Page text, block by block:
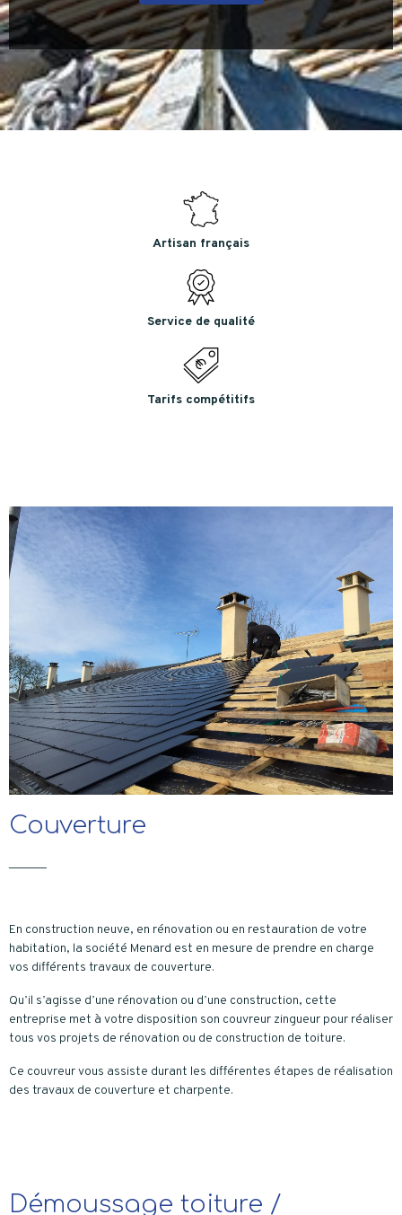
Artisan français
Service de qualité
Tarifs compétitifs
Couverture
En construction neuve, en rénovation ou en restauration de votre
habitation, la société Menard est en mesure de prendre en charge
vos différents travaux de couverture.
Qu’il s’agisse d’une rénovation ou d’une construction, cette
entreprise met à votre disposition son couvreur zingueur pour réaliser
tous vos projets de rénovation ou de construction de toiture.
Ce couvreur vous assiste durant les différentes étapes de réalisation
des travaux de couverture et charpente.
Démoussage toiture /